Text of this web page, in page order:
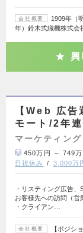
会社概要
1909年（
年）鈴木式織機株式会
興
【Web 広
モート/2年
マーケティン
450万円 ～ 749万
日祝休み
3,000万
・リスティング広告、
お客様先への訪問（営
・クライアン…
会社概要
【ポジシ